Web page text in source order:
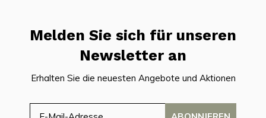
Melden Sie sich für unseren
Newsletter an
Erhalten Sie die neuesten Angebote und Aktionen